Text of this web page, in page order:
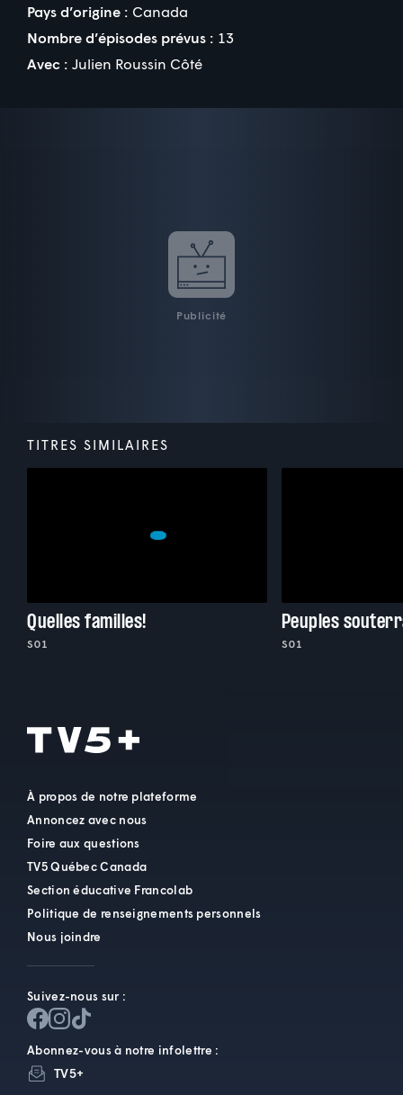
Pays d’origine : Canada
Nombre d’épisodes prévus : 13
Avec : Julien Roussin Côté
Publicité
TITRES SIMILAIRES
Quelles familles!
S01
Peuples
S01
À propos de notre plateforme
Annoncez avec nous
Foire aux questions
TV5 Québec Canada
Section éducative Francolab
Politique de renseignements personnels
Nous joindre
Suivez-nous sur :
Abonnez-vous à notre infolettre :
TV5+